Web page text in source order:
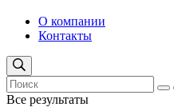
О компании
Контакты
Все результаты